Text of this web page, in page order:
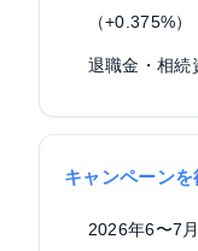
（+0.375%）
退職金・相続
キャンペーンを
2026年6〜7